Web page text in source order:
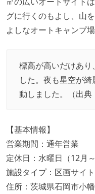
グに行くのもよし、山
よしなオートキャンプ場
標高が高いだけあ
した。夜も星空が
動しました。（出典
【基本情報】
営業期間：通年営業
定休日：水曜日（12月～
施設タイプ：区画サイ
住所：茨城県石岡市小